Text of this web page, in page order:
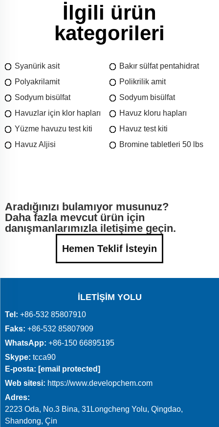
İlgili ürün
kategorileri
Syanürik asit
Bakır sülfat pentahidrat
Polyakrilamit
Polikrilik amit
Sodyum bisülfat
Sodyum bisülfat
Havuzlar için klor hapları
Havuz kloru hapları
Yüzme havuzu test kiti
Havuz test kiti
Havuz Aljisi
Bromine tabletleri 50 lbs
Aradığınızı bulamıyor musunuz?
Daha fazla mevcut ürün için
danışmanlarımızla iletişime geçin.
Hemen Teklif İsteyin
İLETIŞIM YOLU
Tel: +86-532 85807910
Faks: +86-532 85807909
WhatsApp: +86-150 66895195
Skype: tcca90
E-posta: [email protected]
Web sitesi: https://www.developchem.com
Adres:
2223 Oda, No.3 Bina, 31Longcheng Yolu, Qingdao,
Shandong, Çin